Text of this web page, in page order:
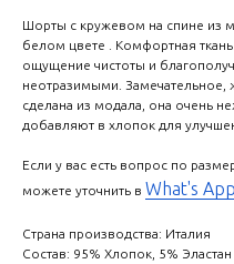
Шорты с кружевом на спине из
белом цвете . Комфортная
ощущение чистоты и
неотразимыми. Замечательное,
сделана из модала, она очень
добавляют в хлопок для
Если у вас есть вопрос по
можете уточнить в What's App
Страна производства: Италия
Состав: 95% Хлопок, 5% Эластан